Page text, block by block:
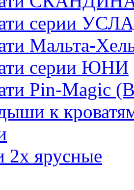
серии
Мальта-
серии ЮНИ
Pin-Magic
к
2х ярусные